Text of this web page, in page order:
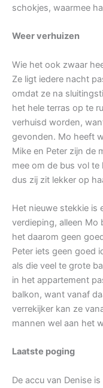
schokjes, waarmee
Weer verhuizen
Wie het ook zwaar
Ze ligt iedere nacht
omdat ze na
het hele terras op te
verhuisd worden,
gevonden. Mo heeft
Mike en Peter zijn de
mee om de bus vol te
dus zij zit lekker op
Het nieuwe stekkie is
verdieping, alleen Mo
het daarom geen
Peter iets geen goed
als die veel te grote
in het appartement
balkon, want vanaf
verrekijker kan ze
mannen wel aan het
Laatste poging
De accu van Denise